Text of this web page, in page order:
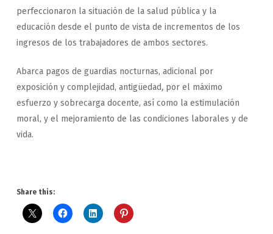
perfeccionaron la situación de la salud pública y la
educación desde el punto de vista de incrementos de los
ingresos de los trabajadores de ambos sectores.
Abarca pagos de guardias nocturnas, adicional por
exposición y complejidad, antigüedad, por el máximo
esfuerzo y sobrecarga docente, así como la estimulación
moral, y el mejoramiento de las condiciones laborales y de
vida.
Share this: